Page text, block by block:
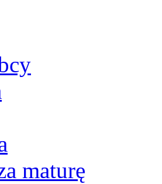
maturę